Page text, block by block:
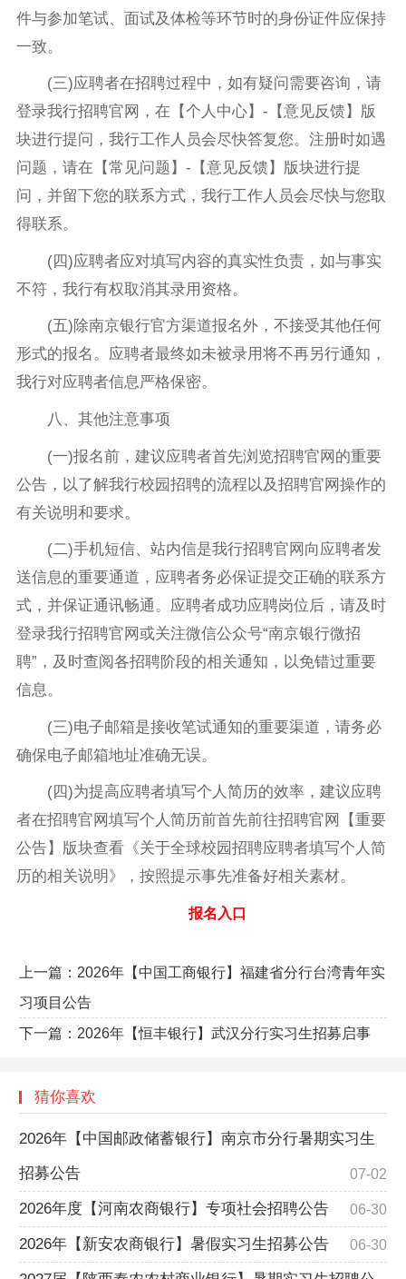
件与参加笔试、面试及体检等环节时的身份证件应保持
一致。
(三)应聘者在招聘过程中，如有疑问需要咨询，请
登录我行招聘官网，在【个人中心】-【意见反馈】版
块进行提问，我行工作人员会尽快答复您。注册时如遇
问题，请在【常见问题】-【意见反馈】版块进行提
问，并留下您的联系方式，我行工作人员会尽快与您取
得联系。
(四)应聘者应对填写内容的真实性负责，如与事实
不符，我行有权取消其录用资格。
(五)除南京银行官方渠道报名外，不接受其他任何
形式的报名。应聘者最终如未被录用将不再另行通知，
我行对应聘者信息严格保密。
八、其他注意事项
(一)报名前，建议应聘者首先浏览招聘官网的重要
公告，以了解我行校园招聘的流程以及招聘官网操作的
有关说明和要求。
(二)手机短信、站内信是我行招聘官网向应聘者发
送信息的重要通道，应聘者务必保证提交正确的联系方
式，并保证通讯畅通。应聘者成功应聘岗位后，请及时
登录我行招聘官网或关注微信公众号“南京银行微招
聘”，及时查阅各招聘阶段的相关通知，以免错过重要
信息。
(三)电子邮箱是接收笔试通知的重要渠道，请务必
确保电子邮箱地址准确无误。
(四)为提高应聘者填写个人简历的效率，建议应聘
者在招聘官网填写个人简历前首先前往招聘官网【重要
公告】版块查看《关于全球校园招聘应聘者填写个人简
历的相关说明》，按照提示事先准备好相关素材。
报名入口
上一篇： 2026年【中国工商银行】福建省分行台湾青年实
习项目公告
下一篇： 2026年【恒丰银行】武汉分行实习生招募启事
猜你喜欢
2026年【中国邮政储蓄银行】南京市分行暑期实习生
招募公告
07-02
2026年度【河南农商银行】专项社会招聘公告 06-30
2026年【新安农商银行】暑假实习生招募公告 06-30